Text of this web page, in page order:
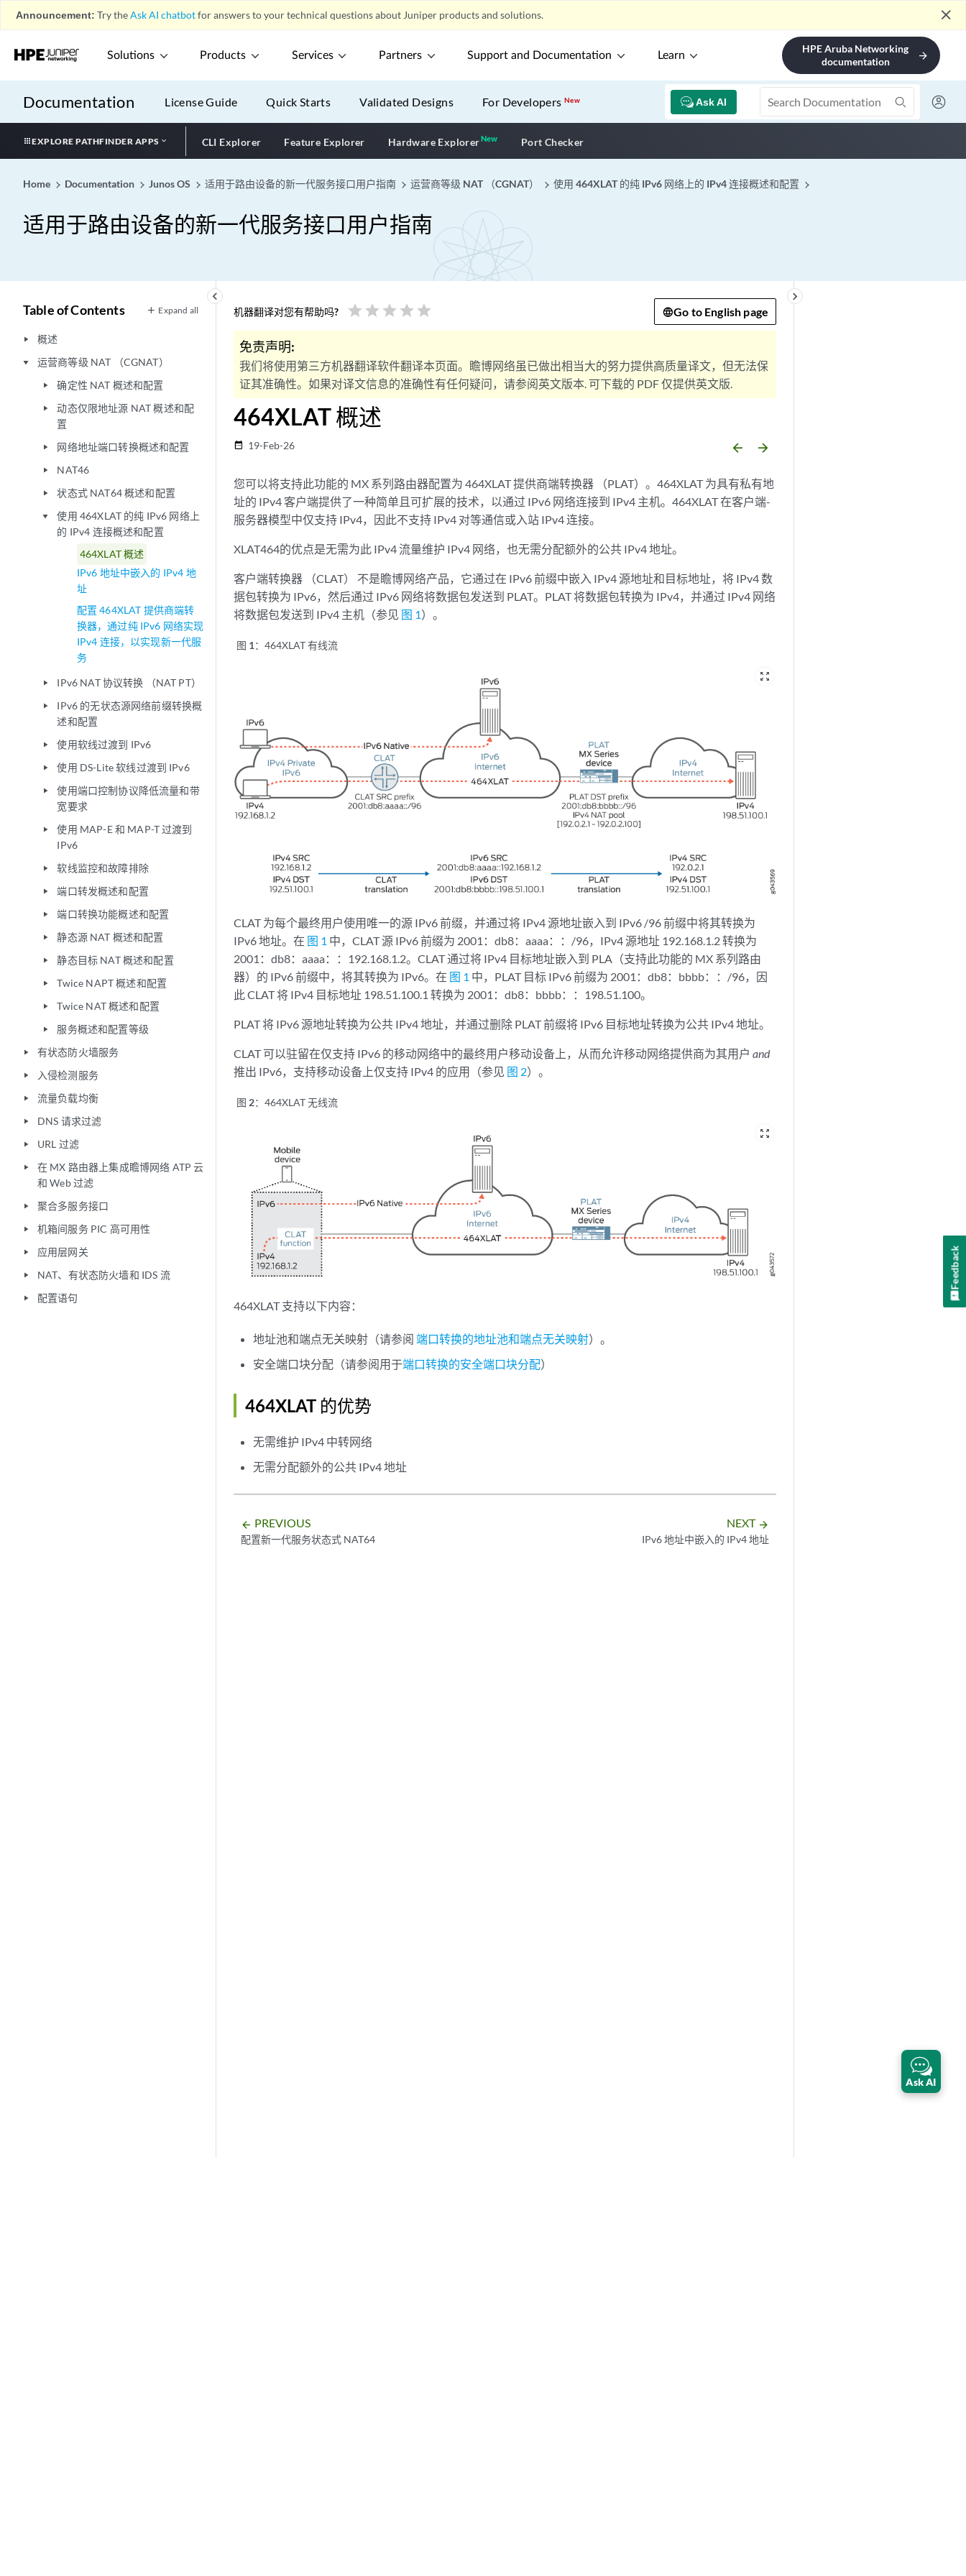
Announcement: Try theAsk AI chatbotfor answers to your technical questions about Juniper products and solutions. close
Solutions Products Services Partners Support and Documentation Learn
HPE Aruba Networking
documentation
arrow_forward
Documentation Ask AI
License Guide Quick Starts Validated Designs For DevelopersNew
EXPLORE PATHFINDER APPS CLI Explorer Feature Explorer Hardware ExplorerNewNew application
Port Checker
Home Documentation Junos OS 适用于路由设备的新一代服务接口用户指南 运营商等级 NAT （CGNAT） 使用 464XLAT 的纯 IPv6 网络上的 IPv4 连接概述和配置
适用于路由设备的新一代服务接口用户指南
keyboard_arrow_left
Table of Contents Expand all
play_arrow 概述
play_arrow 运营商等级 NAT （CGNAT）
play_arrow 确定性 NAT 概述和配置
play_arrow
动态仅限地址源 NAT 概述和配
置
play_arrow 网络地址端口转换概述和配置
play_arrow NAT46
play_arrow 状态式 NAT64 概述和配置
play_arrow
使用 464XLAT 的纯 IPv6 网络上
的 IPv4 连接概述和配置
464XLAT 概述
IPv6 地址中嵌入的 IPv4 地
址
配置 464XLAT 提供商端转
换器，通过纯 IPv6 网络实现
IPv4 连接，以实现新一代服
务
play_arrow IPv6 NAT 协议转换 （NAT PT）
play_arrow
IPv6 的无状态源网络前缀转换概
述和配置
play_arrow 使用软线过渡到 IPv6
play_arrow 使用 DS-Lite 软线过渡到 IPv6
play_arrow
使用端口控制协议降低流量和带
宽要求
play_arrow
使用 MAP-E 和 MAP-T 过渡到
IPv6
play_arrow 软线监控和故障排除
play_arrow 端口转发概述和配置
play_arrow 端口转换功能概述和配置
play_arrow 静态源 NAT 概述和配置
play_arrow 静态目标 NAT 概述和配置
play_arrow Twice NAPT 概述和配置
play_arrow Twice NAT 概述和配置
play_arrow 服务概述和配置等级
play_arrow 有状态防火墙服务
play_arrow 入侵检测服务
play_arrow 流量负载均衡
play_arrow DNS 请求过滤
play_arrow URL 过滤
play_arrow
在 MX 路由器上集成瞻博网络 ATP 云
和 Web 过滤
play_arrow 聚合多服务接口
play_arrow 机箱间服务 PIC 高可用性
play_arrow 应用层网关
play_arrow NAT、有状态防火墙和 IDS 流
play_arrow 配置语句
keyboard_arrow_right
机器翻译对您有帮助吗? star star star star star Go to English page
免责声明:
我们将使用第三方机器翻译软件翻译本页面。瞻博网络虽已做出相当大的努力提供高质量译文，但无法保
证其准确性。如果对译文信息的准确性有任何疑问，请参阅英文版本. 可下载的 PDF 仅提供英文版.
464XLAT 概述
date_range 19-Feb-26 arrow_backward arrow_forward
您可以将支持此功能的 MX 系列路由器配置为 464XLAT 提供商端转换器 （PLAT）。464XLAT 为具有私有地
址的 IPv4 客户端提供了一种简单且可扩展的技术，以通过 IPv6 网络连接到 IPv4 主机。464XLAT 在客户端-
服务器模型中仅支持 IPv4，因此不支持 IPv4 对等通信或入站 IPv4 连接。
XLAT464的优点是无需为此 IPv4 流量维护 IPv4 网络，也无需分配额外的公共 IPv4 地址。
客户端转换器 （CLAT） 不是瞻博网络产品，它通过在 IPv6 前缀中嵌入 IPv4 源地址和目标地址，将 IPv4 数
据包转换为 IPv6，然后通过 IPv6 网络将数据包发送到 PLAT。PLAT 将数据包转换为 IPv4，并通过 IPv4 网络
将数据包发送到 IPv4 主机（参见 图 1）。
图 1： 464XLAT 有线流
zoom_out_map
CLAT 为每个最终用户使用唯一的源 IPv6 前缀，并通过将 IPv4 源地址嵌入到 IPv6 /96 前缀中将其转换为
IPv6 地址。在 图 1 中，CLAT 源 IPv6 前缀为 2001：db8：aaaa：：/96，IPv4 源地址 192.168.1.2 转换为
2001：db8：aaaa：：192.168.1.2。CLAT 通过将 IPv4 目标地址嵌入到 PLA（支持此功能的 MX 系列路由
器）的 IPv6 前缀中，将其转换为 IPv6。在 图 1 中，PLAT 目标 IPv6 前缀为 2001：db8：bbbb：：/96，因
此 CLAT 将 IPv4 目标地址 198.51.100.1 转换为 2001：db8：bbbb：：198.51.100。
PLAT 将 IPv6 源地址转换为公共 IPv4 地址，并通过删除 PLAT 前缀将 IPv6 目标地址转换为公共 IPv4 地址。
CLAT 可以驻留在仅支持 IPv6 的移动网络中的最终用户移动设备上，从而允许移动网络提供商为其用户 and
推出 IPv6，支持移动设备上仅支持 IPv4 的应用（参见 图 2）。
图 2： 464XLAT 无线流
zoom_out_map
464XLAT 支持以下内容：
地址池和端点无关映射（请参阅端口转换的地址池和端点无关映射）。
安全端口块分配（请参阅用于端口转换的安全端口块分配）
464XLAT 的优势
无需维护 IPv4 中转网络
无需分配额外的公共 IPv4 地址
arrow_backward PREVIOUS
配置新一代服务状态式 NAT64
NEXT arrow_forward
IPv6 地址中嵌入的 IPv4 地址
Ask AI
Feedback